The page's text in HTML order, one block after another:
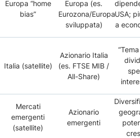
Europa “home
bias”
Europa (es.
Eurozona/Europa
sviluppata)
USA;
a
Italia (satellite)
Azionario Italia
(es. FTSE MIB /
All-Share)
Mercati
emergenti
(satellite)
Azionario
emergenti